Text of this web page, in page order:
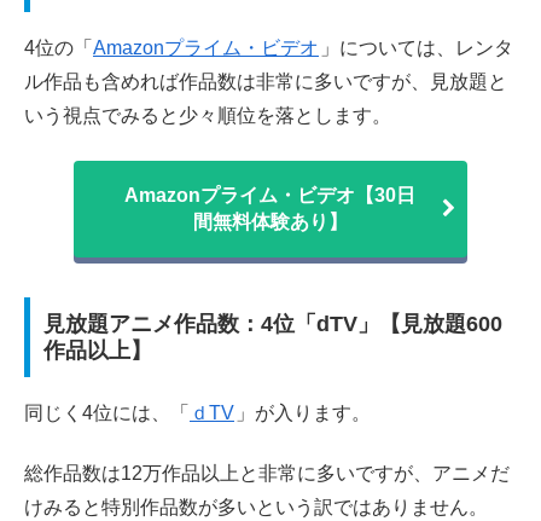
4位の「 Amazonプライム・ビデオ 」 については、レンタ
ル作品も含めれば作品数は非常に多いですが、見放題と
いう視点でみると少々順位を落とします。
Amazonプライム・ビデオ【30日
間無料体験あり】
見放題アニメ作品数：4位「dTV」【見放題600
作品以上】
同じく4位には、「 ｄTV 」が入ります。
総作品数は12万作品以上と非常に多いですが、アニメだ
けみると特別作品数が多いという訳ではありません。